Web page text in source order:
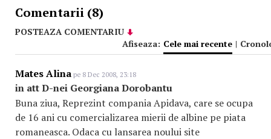
Comentarii (8)
POSTEAZA COMENTARIU
Afiseaza: Cele mai recente |
Mates Alina pe 8 Dec 2008, 23:18
in att D-nei Georgiana Dorobantu
Buna ziua, Reprezint compania Apidava, care se ocupa
de 16 ani cu comercializarea mierii de albine pe piata
romaneasca. Odaca cu lansarea noului site